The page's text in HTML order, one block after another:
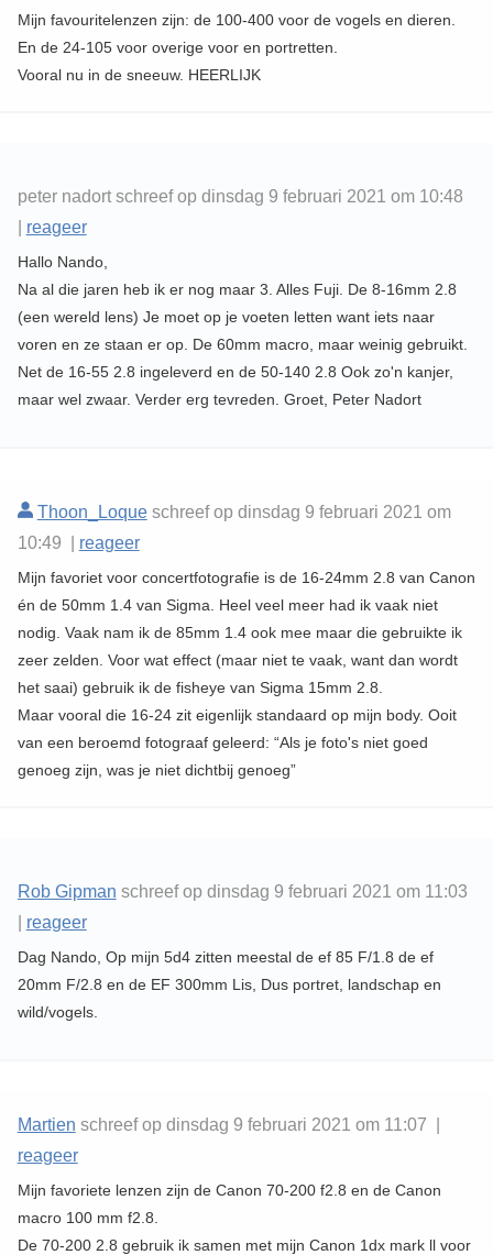
Mijn favouritelenzen zijn: de 100-400 voor de vogels en dieren.
En de 24-105 voor overige voor en portretten.
Vooral nu in de sneeuw. HEERLIJK
peter nadort schreef op dinsdag 9 februari 2021 om 10:48
reageer
Hallo Nando,
Na al die jaren heb ik er nog maar 3. Alles Fuji. De 8-16mm 2.8
(een wereld lens) Je moet op je voeten letten want iets naar
voren en ze staan er op. De 60mm macro, maar weinig gebruikt.
Net de 16-55 2.8 ingeleverd en de 50-140 2.8 Ook zo'n kanjer,
maar wel zwaar. Verder erg tevreden. Groet, Peter Nadort
Thoon_Loqueschreef op dinsdag 9 februari 2021 om
10:49 | reageer
Mijn favoriet voor concertfotografie is de 16-24mm 2.8 van Canon
én de 50mm 1.4 van Sigma. Heel veel meer had ik vaak niet
nodig. Vaak nam ik de 85mm 1.4 ook mee maar die gebruikte ik
zeer zelden. Voor wat effect (maar niet te vaak, want dan wordt
het saai) gebruik ik de fisheye van Sigma 15mm 2.8.
Maar vooral die 16-24 zit eigenlijk standaard op mijn body. Ooit
van een beroemd fotograaf geleerd: “Als je foto's niet goed
genoeg zijn, was je niet dichtbij genoeg”
Rob Gipman schreef op dinsdag 9 februari 2021 om 11:03
reageer
Dag Nando, Op mijn 5d4 zitten meestal de ef 85 F/1.8 de ef
20mm F/2.8 en de EF 300mm Lis, Dus portret, landschap en
wild/vogels.
Martien schreef op dinsdag 9 februari 2021 om 11:07 |
reageer
Mijn favoriete lenzen zijn de Canon 70-200 f2.8 en de Canon
macro 100 mm f2.8.
De 70-200 2.8 gebruik ik samen met mijn Canon 1dx mark ll voor